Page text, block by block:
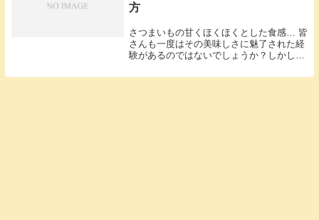
方
さつまいもの甘くほくほくとした食感… 皆
さんも一度はその美味しさに魅了された経
験があるのではないでしょうか？しかし、
まいもの素揚げ」。外はカリッと、中はト